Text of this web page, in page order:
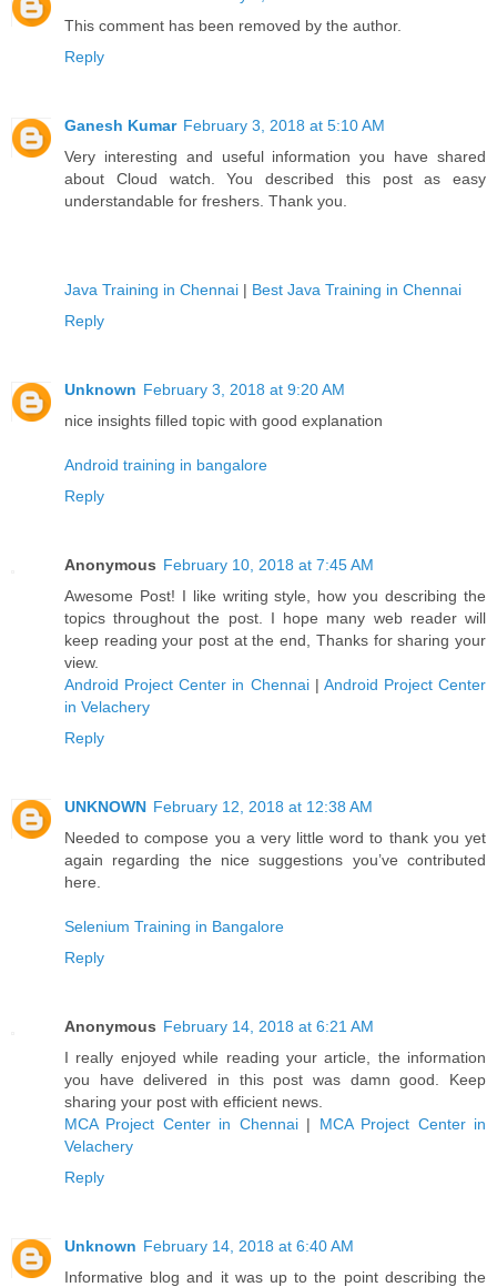
This comment has been removed by the author.
Reply
Ganesh Kumar February 3, 2018 at 5:10 AM
Very interesting and useful information you have shared
about Cloud watch. You described this post as easy
understandable for freshers. Thank you.
Java Training in Chennai | Best Java Training in Chennai
Reply
Unknown February 3, 2018 at 9:20 AM
nice insights filled topic with good explanation
Android training in bangalore
Reply
Anonymous February 10, 2018 at 7:45 AM
Awesome Post! I like writing style, how you describing the
topics throughout the post. I hope many web reader will
keep reading your post at the end, Thanks for sharing your
view.
Android Project Center in Chennai| Android Project Center
in Velachery
Reply
UNKNOWN February 12, 2018 at 12:38 AM
Needed to compose you a very little word to thank you yet
again regarding the nice suggestions you’ve contributed
here.
Selenium Training in Bangalore
Reply
Anonymous February 14, 2018 at 6:21 AM
I really enjoyed while reading your article, the information
you have delivered in this post was damn good. Keep
sharing your post with efficient news.
MCA Project Center in Chennai| MCA Project Center in
Velachery
Reply
Unknown February 14, 2018 at 6:40 AM
Informative blog and it was up to the point describing the